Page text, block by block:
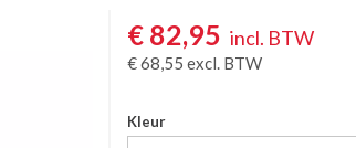
€ 82,95 incl. BTW
€68,55 excl. BTW
Kleur